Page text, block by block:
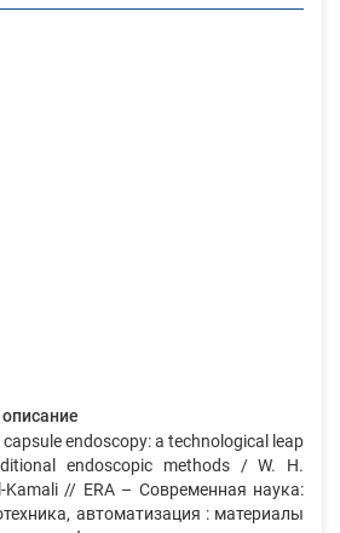
capsule endoscopy: a technological leap
endoscopic methods / W. H.
Kamali // ERA – Современная наука:
автоматизация : материалы